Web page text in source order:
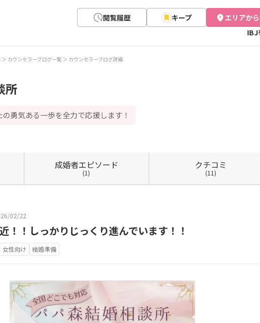
閲覧履歴 キープ エリアか
IBJ
カウンセラーブログ一覧 カウンセラーブログ詳細
所
の勇気ある一歩を全力で応援します！
成婚者エピソード
(1)
クチコミ
(11)
02/22
！！しっかりじっくり進んでいます！！
女性向け 結婚準備